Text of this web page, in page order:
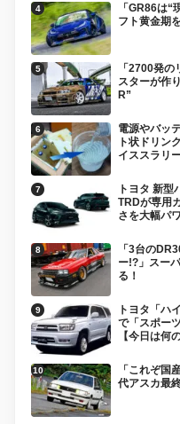
「GR86は
フト黄金期
「2700発
スターが作
R”
電源やバッ
ト状ドリン
イススラリ
トヨタ 新
TRDが専用
さを大幅パ
「3台の
ー!?」スー
る！
トヨタ「ハ
で「スポー
【今日は何
「これぞ国
代アスカ最